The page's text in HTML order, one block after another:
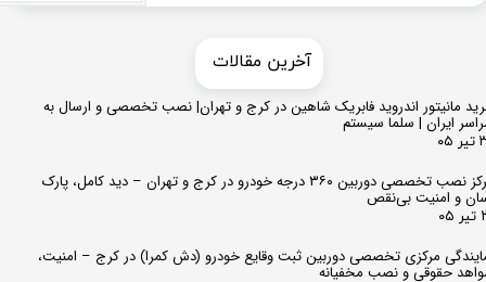
مانیتور اندروید فابریک شاهین در کرج و تهران| نصب تخصصی و ارسال به
ایران | سلما سیستم
مرکز نصب تخصصی دوربین ۳۶۰ درجه خودرو در کرج و تهران – دید کامل، پارک
و امنیت بی‌نقص
مرکزی تخصصی دوربین ثبت وقایع خودرو (دش کمرا) در کرج – امنیت،
حقوقی و نصب مخفیانه
​​آخرین مقالات